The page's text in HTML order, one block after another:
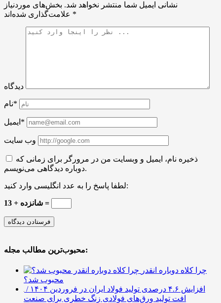
نشانی ایمیل شما منتشر نخواهد شد. بخش‌های موردنیاز
*
دیدگاه
نام*
ایمیل*
وب سایت
ذخیره نام، ایمیل و وبسایت من در مرورگر برای زمانی که
دوباره دیدگاهی می‌نویسم.
لطفا پاسخ را به عدد انگلیسی وارد کنید:
شانزده + 13 =
محبوب‌ترین مطالب مجله:
چرا کلاه دوباره انقدر
محبوب شد؟
افزایش ۴.۶ درصدی تولید فولاد ایران در فروردین ۱۴۰۴ /
افت تولید ورق‌های فولادی زنگ خطری برای صنعت